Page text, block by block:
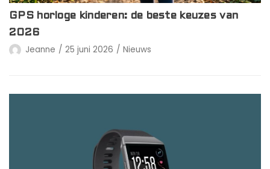
GPS horloge kinderen: de beste keuzes van
2026
Jeanne 25 juni 2026 Nieuws